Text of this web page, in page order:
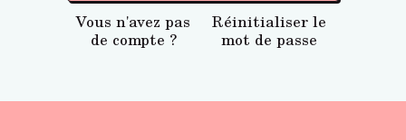
Vous n'avez pas
de compte ?
Réinitialiser le
mot de passe